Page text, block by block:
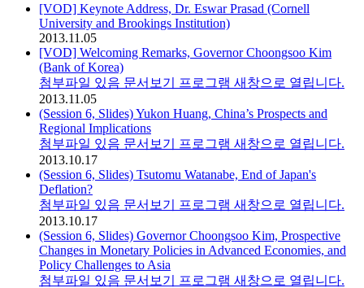
[VOD] Keynote Address, Dr. Eswar Prasad (Cornell
University and Brookings Institution)
2013.11.05
[VOD] Welcoming Remarks, Governor Choongsoo Kim
(Bank of Korea)
첨부파일 있음 문서보기 프로그램 새창으로 열립니다.
2013.11.05
(Session 6, Slides) Yukon Huang, China’s Prospects and
Regional Implications
첨부파일 있음 문서보기 프로그램 새창으로 열립니다.
2013.10.17
(Session 6, Slides) Tsutomu Watanabe, End of Japan's
Deflation?
첨부파일 있음 문서보기 프로그램 새창으로 열립니다.
2013.10.17
(Session 6, Slides) Governor Choongsoo Kim, Prospective
Changes in Monetary Policies in Advanced Economies, and
Policy Challenges to Asia
첨부파일 있음 문서보기 프로그램 새창으로 열립니다.